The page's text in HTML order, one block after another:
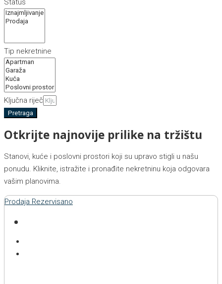
Status
Tip nekretnine
Ključna riječ
Pretraga
Otkrijte najnovije prilike na tržištu
Stanovi, kuće i poslovni prostori koji su upravo stigli u našu
ponudu. Kliknite, istražite i pronađite nekretninu koja odgovara
vašim planovima.
Prodaja Rezervisano